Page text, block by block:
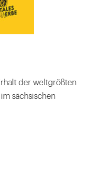
der weltgrößten
sächsischen